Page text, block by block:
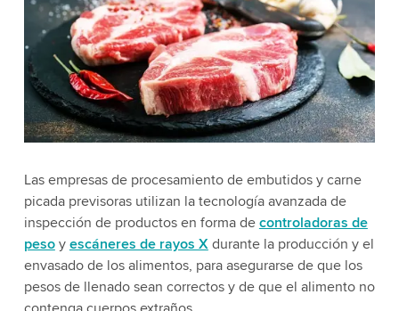
Las empresas de procesamiento de embutidos y carne
picada previsoras utilizan la tecnología avanzada de
inspección de productos en forma de controladoras de
pesoy escáneres de rayos Xdurante la producción y el
envasado de los alimentos, para asegurarse de que los
pesos de llenado sean correctos y de que el alimento no